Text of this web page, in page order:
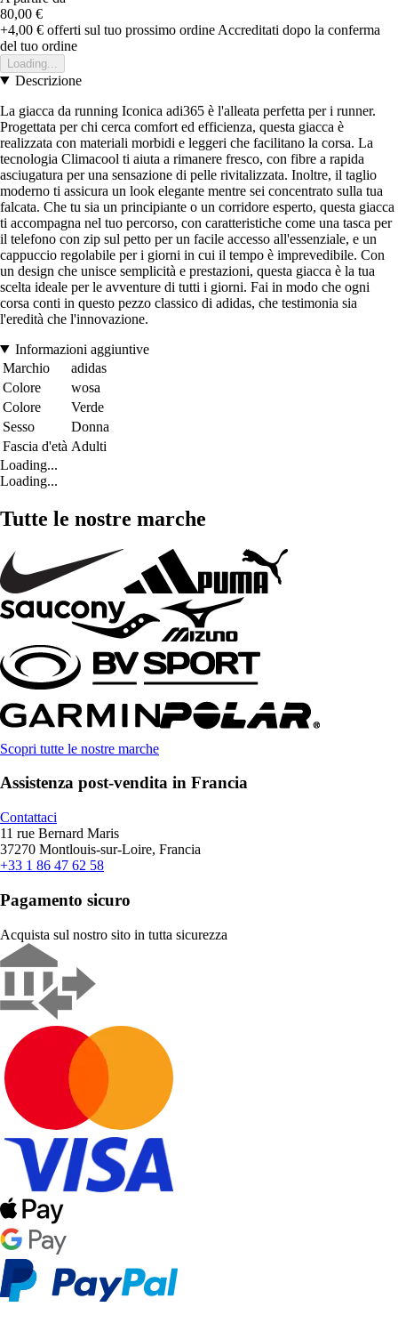
80,00 €
+4,00 € offerti sul tuo prossimo ordine Accreditati dopo la conferma
del tuo ordine
Loading...
Descrizione
La giacca da running Iconica adi365 è l'alleata perfetta per i runner.
Progettata per chi cerca comfort ed efficienza, questa giacca è
realizzata con materiali morbidi e leggeri che facilitano la corsa. La
tecnologia Climacool ti aiuta a rimanere fresco, con fibre a rapida
asciugatura per una sensazione di pelle rivitalizzata. Inoltre, il taglio
moderno ti assicura un look elegante mentre sei concentrato sulla tua
falcata. Che tu sia un principiante o un corridore esperto, questa giacca
ti accompagna nel tuo percorso, con caratteristiche come una tasca per
il telefono con zip sul petto per un facile accesso all'essenziale, e un
cappuccio regolabile per i giorni in cui il tempo è imprevedibile. Con
un design che unisce semplicità e prestazioni, questa giacca è la tua
scelta ideale per le avventure di tutti i giorni. Fai in modo che ogni
corsa conti in questo pezzo classico di adidas, che testimonia sia
l'eredità che l'innovazione.
Informazioni aggiuntive
Marchio
adidas
Colore
wosa
Colore
Verde
Sesso
Donna
Fascia d'età Adulti
Loading...
Loading...
Tutte le nostre marche
Scopri tutte le nostre marche
Assistenza post-vendita in Francia
Contattaci
11 rue Bernard Maris
37270 Montlouis-sur-Loire, Francia
+33 1 86 47 62 58
Pagamento sicuro
Acquista sul nostro sito in tutta sicurezza